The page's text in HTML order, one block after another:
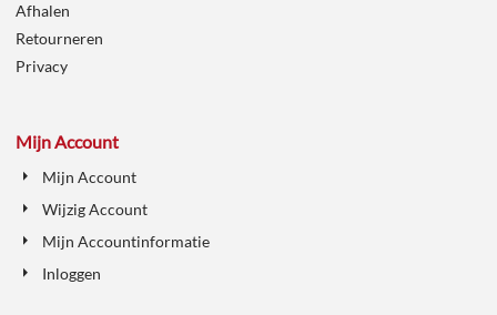
Afhalen
Retourneren
Privacy
Mijn Account
Mijn Account
Wijzig Account
Mijn Accountinformatie
Inloggen